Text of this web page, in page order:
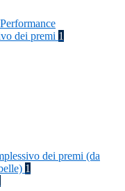
dei premi 1
dei premi (da
1